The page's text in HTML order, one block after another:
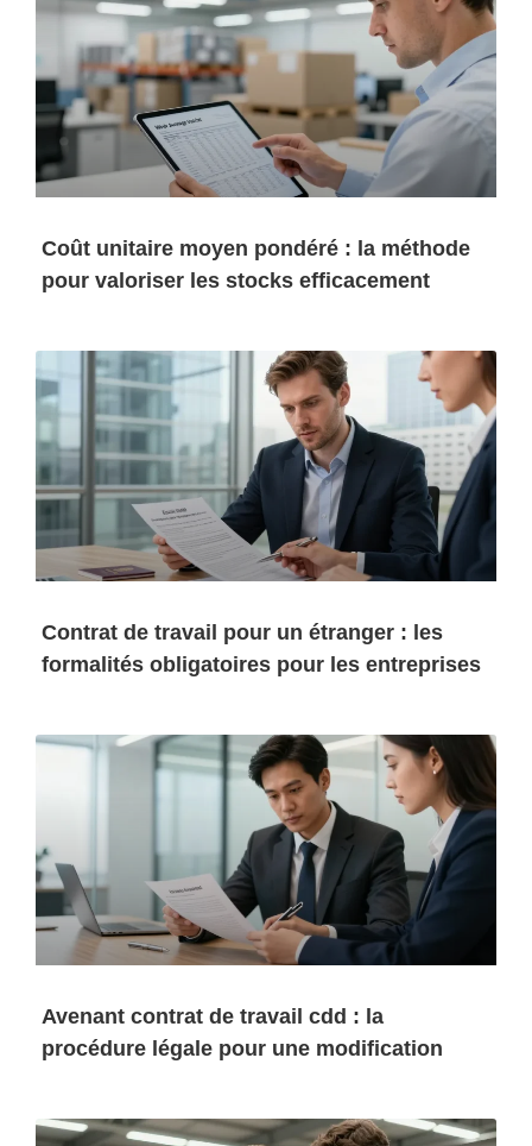
Coût unitaire moyen pondéré : la méthode
pour valoriser les stocks efficacement
Contrat de travail pour un étranger : les
formalités obligatoires pour les entreprises
Avenant contrat de travail cdd : la
procédure légale pour une modification